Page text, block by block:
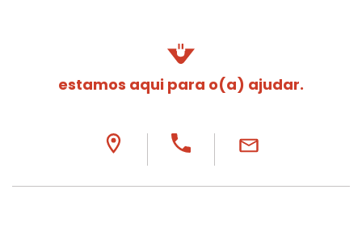
estamos aqui para o(a) ajudar.